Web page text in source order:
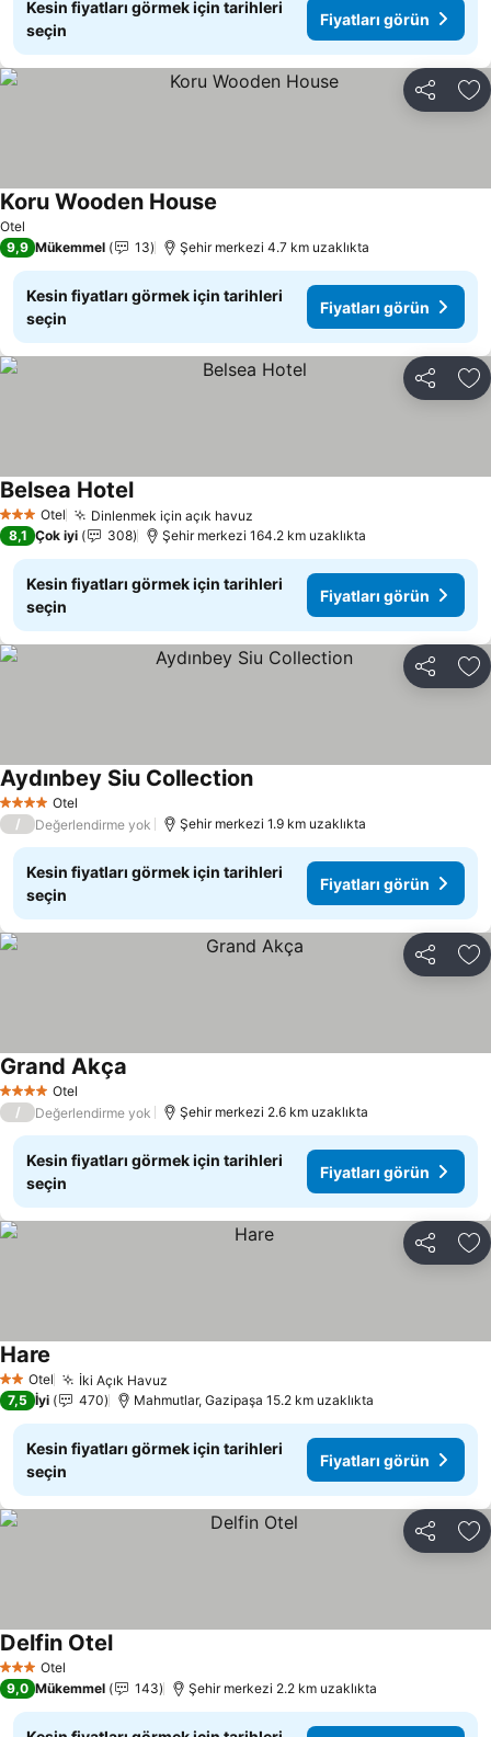
Kesin fiyatları görmek için tarihleri
seçin
Fiyatları görün
Paylaş
Otel
Koru Wooden House
9,9 Mükemmel 13 Şehir merkezi 4.7 km uzaklıkta
Kesin fiyatları görmek için tarihleri
seçin
Fiyatları görün
Paylaş
3 YıldızOtel Dinlenmek için açık havuz
Belsea HotelFiyatları görün
8,1 Çok iyi 308 Şehir merkezi 164.2 km uzaklıkta
Kesin fiyatları görmek için tarihleri
seçin
Fiyatları görün
Paylaş
4 Yıldız Otel
Aydınbey Siu CollectionFiyatları görün
/ Değerlendirme yok Şehir merkezi 1.9 km uzaklıkta
Kesin fiyatları görmek için tarihleri
seçin
Fiyatları görün
Paylaş
4 Yıldız Otel
Grand Akça
/ Değerlendirme yok Şehir merkezi 2.6 km uzaklıkta
Kesin fiyatları görmek için tarihleri
seçin
Fiyatları görün
Paylaş
2 Yıldız
Otel İki Açık Havuz
Hare
7,5 İyi 470 Mahmutlar, Gazipaşa 15.2 km uzaklıkta
Kesin fiyatları görmek için tarihleri
seçin
Fiyatları görün
Paylaş
3 YıldızOtel
Delfin OtelFiyatları görün
9,0 Mükemmel 143 Şehir merkezi 2.2 km uzaklıkta